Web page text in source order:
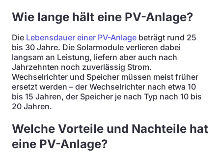
Wie lange hält eine PV-Anlage?
Die Lebensdauer einer PV-Anlage beträgt rund 25
bis 30 Jahre. Die Solarmodule verlieren dabei
langsam an Leistung, liefern aber auch nach
Jahrzehnten noch zuverlässig Strom.
Wechselrichter und Speicher müssen meist früher
ersetzt werden – der Wechselrichter nach etwa 10
bis 15 Jahren, der Speicher je nach Typ nach 10 bis
20 Jahren.
Welche Vorteile und Nachteile hat
eine PV-Anlage?